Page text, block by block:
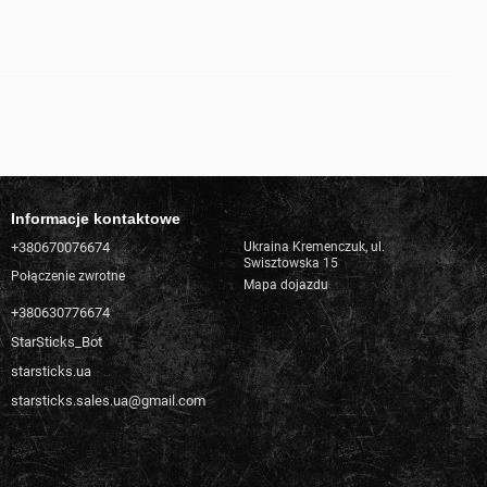
Informacje kontaktowe
+380670076674
Połączenie zwrotne
+380630776674
StarSticks_Bot
starsticks.ua
starsticks.sales.ua@gmail.com
Ukraina Kremenczuk, ul.
Swisztowska 15
Mapa dojazdu